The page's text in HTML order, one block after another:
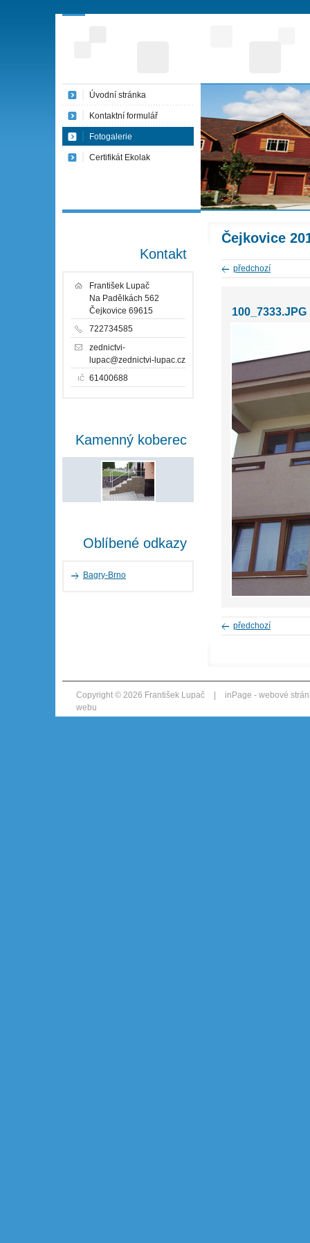
Čejkovice
předchozí
100_7333.JPG
předchozí
Úvodní stránka
Kontaktní formulář
Fotogalerie
Certifikát Ekolak
Kontakt
František Lupač
Na Padělkách 562
Čejkovice 69615
722734585
zednictvi-
lupac@zednictvi-lupac.cz
IČ 61400688
Kamenný koberec
Oblíbené odkazy
Bagry-Brno
Copyright © 2026 František Lupač | inPage - webové
webu